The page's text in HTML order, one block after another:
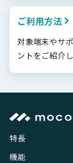
ご利用方法
対象端末やサ
ントをご紹介
特長
機能